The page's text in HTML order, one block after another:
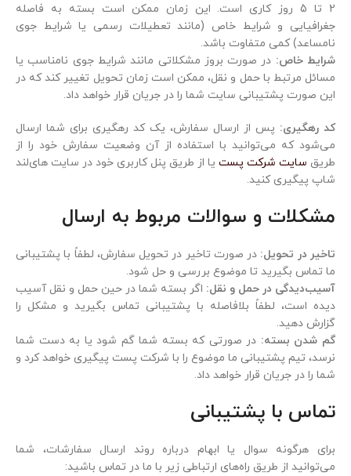
2 تا 5 روز کاری است. این زمان ممکن است بسته به فاصله
جغرافیایی و شرایط خاص (مانند تعطیلات رسمی یا شرایط جوی
نامساعد) کمی متفاوت باشد.
شرایط خاص: در صورت بروز مشکلاتی مانند شرایط جوی نامناسب یا
مسائل مرتبط با حمل و نقل، ممکن است زمان تحویل تغییر کند که در
این صورت پشتیبانی سایت شما را در جریان قرار خواهد داد.
کد رهگیری: پس از ارسال سفارش، یک کد رهگیری برای شما ارسال
می‌شود که می‌توانید با استفاده از آن وضعیت سفارش خود را از
طریق سایت شرکت پست یا از طریق پنل کاربری خود در سایت های‌لند
شاپ پیگیری کنید.
مشکلات و سوالات مربوط به ارسال
تاخیر در تحویل: در صورت تاخیر در تحویل سفارش، لطفاً با پشتیبانی
ما تماس بگیرید تا موضوع بررسی و حل شود.
آسیب‌دیدگی در حمل و نقل: اگر بسته شما در حین حمل و نقل آسیب
دیده است، لطفاً بلافاصله با پشتیبانی تماس بگیرید و مشکل را
گزارش دهید.
گم شدن بسته: در صورتی که بسته شما گم شود یا به دست شما
نرسد، تیم پشتیبانی ما موضوع را با شرکت پست پیگیری خواهد کرد و
شما را در جریان قرار خواهد داد.
تماس با پشتیبانی
برای هرگونه سوال یا ابهام درباره روند ارسال سفارشات، شما
می‌توانید از طریق راه‌های ارتباطی زیر با ما در تماس باشید: